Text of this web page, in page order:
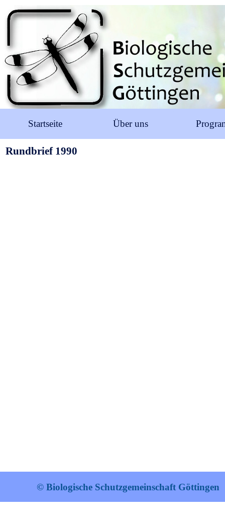
Startseite Über uns
Rundbrief 1990
© Biologische Schutzgemeinschaft Göttingen